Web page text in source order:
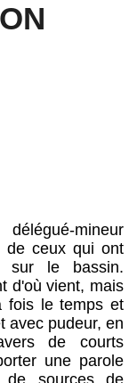
mineur
de ceux qui ont
le bassin.
d'où vient, mais
fois le temps et
avec pudeur, en
de courts
une parole
de sources de